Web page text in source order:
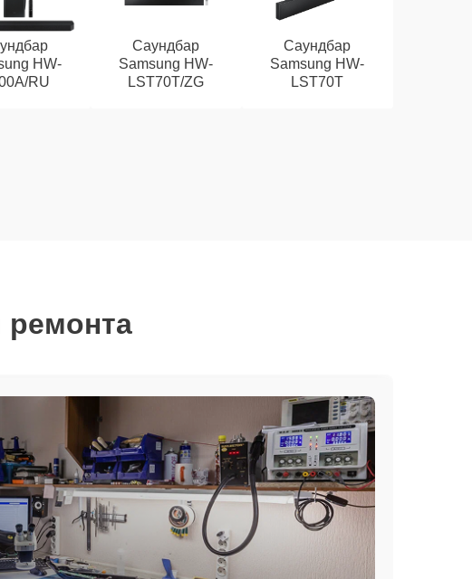
HW-
RU
Саундбар
Samsung HW-
LST70T/ZG
Саундбар
Samsung HW-
LST70T
ремонта